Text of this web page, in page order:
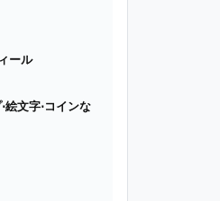
ール
絵文字⋅コインな